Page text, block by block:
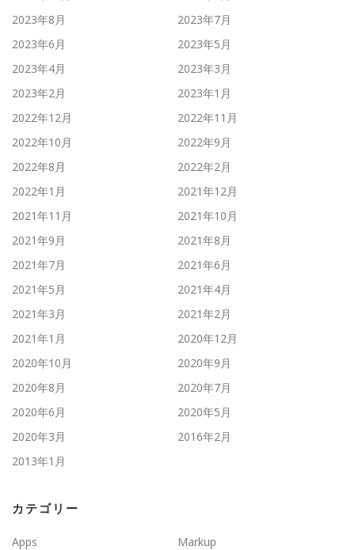
2023年8月
2023年7月
2023年6月
2023年5月
2023年4月
2023年3月
2023年2月
2023年1月
2022年12月
2022年11月
2022年10月
2022年9月
2022年8月
2022年2月
2022年1月
2021年12月
2021年11月
2021年10月
2021年9月
2021年8月
2021年7月
2021年6月
2021年5月
2021年4月
2021年3月
2021年2月
2021年1月
2020年12月
2020年10月
2020年9月
2020年8月
2020年7月
2020年6月
2020年5月
2020年3月
2016年2月
2013年1月
カテゴリー
Apps
Markup